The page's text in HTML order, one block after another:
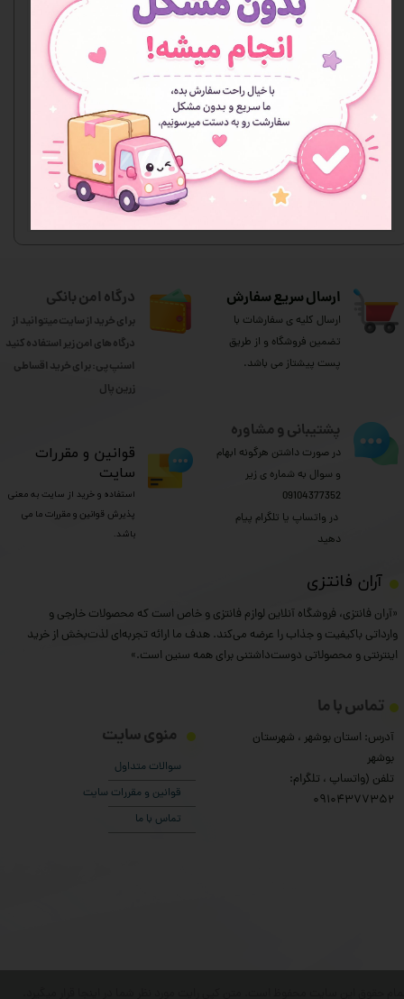
پلت آرایشی
۰۲/۰۸/۲۰
ممنون از سایت خوبتون کیفیت پلت عالی بود دستتون درد
پاسخ دهید
ارسال سریع سفارش
ارسال کلیه ی سفارشات با
تضمین فروشگاه و از طریق
پست پیشتاز می باشد.
​آران فانتزی
«آران فانتزی، فروشگاه آنلاین لوازم فانتزی و خاص است که محصولات خارجی و
وارداتی باکیفیت و جذاب را عرضه می‌کند. هدف ما ارائه تجربه‌ای لذت‌بخش از خرید
اینترنتی و محصولاتی دوست‌داشتنی برای همه سنین است.»
منوی سایت
سوالات متداول
قوانین و مقررات سایت
تماس با ما
تماس با ما
آدرس: استان بوشهر ، شهرستان
بوشهر
تلفن (واتساپ ، تلگرام:
۰9104377352
درگاه امن بانکی
برای خرید از سایت میتوانید از
درگاه های امن زیر استفاده کنید
اسنپ پی: برای خرید اقساطی
​​​​​​​زرین پال
پشتیبانی و مشاوره
در صورت داشتن هرگونه ابهام
و سوال به شماره ی زیر
09104377352
​​​​​​​ در واتساپ یا تلگرام پیام
دهید
​قوانین و مقررات
سایت
استفاده و خرید از سایت به معنی
پذیرش قوانین و مقررات ما می
باشد.